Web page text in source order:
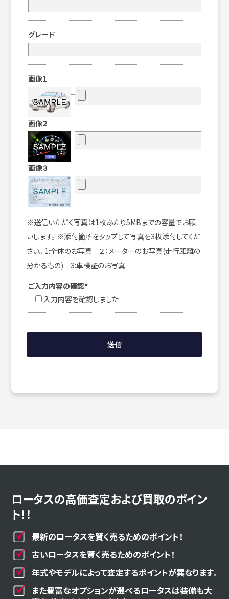
グレード
画像１
画像２
画像３
※送信いただく写真は1枚あたり5MBまでの容量でお願
いします。 ※添付箇所をタップして写真を3枚添付してくだ
さい。 1:全体のお写真 ２：メーターのお写真(走行距離の
分かるもの) 3:車検証のお写真
ご入力内容の確認*
入力内容を確認しました
ロータスの高価査定および買取のポイン
ト！！
最新のロータスを賢く売るためのポイント！
古いロータスを賢く売るためのポイント！
年式やモデルによって査定するポイントが異なります。
また豊富なオプションが選べるロータスは装備も大